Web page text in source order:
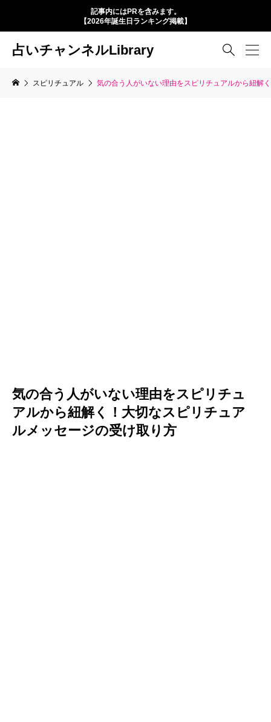
記事内にはPRを含みます。
【2026年誕生日ランキング掲載】
占いチャンネルLibrary 
スピリチュアル 気の合う人がいない理由をスピリチュアルから紐解
気の合う人がいない理由をスピリチュ
アルから紐解く！大切なスピリチュア
ルメッセージの受け取り方